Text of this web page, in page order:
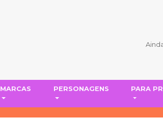
MARCAS PERSONAGENS PARA